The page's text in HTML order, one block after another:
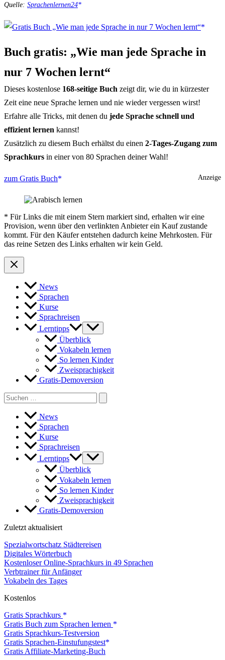
Quelle: Sprachenlernen24
Buch gratis: „Wie man jede Sprache in
nur 7 Wochen lernt“
Dieses kostenlose 168-seitige Buch zeigt dir, wie du in kürzester
Zeit eine neue Sprache lernen und nie wieder vergessen wirst!
Erfahre alle Tricks, mit denen du jede Sprache schnell und
effizient lernen kannst!
Zusätzlich zu diesem Buch erhältst du einen 2-Tages-Zugang zum
Sprachkurs in einer von 80 Sprachen deiner Wahl!
Anzeige
zum Gratis Buch
* Für Links die mit einem Stern markiert sind, erhalten wir eine
Provision, wenn über den verlinkten Anbieter ein Kauf zustande
kommt. Für den Käufer entstehen dadurch keine Mehrkosten. Für
das reine Setzen des Links erhalten wir kein Geld.
News
Sprachen
Kurse
Sprachreisen
Lerntipps
Überblick
Vokabeln lernen
So lernen Kinder
Zweisprachigkeit
Gratis-Demoversion
Search
for:
News
Sprachen
Kurse
Sprachreisen
Lerntipps
Überblick
Vokabeln lernen
So lernen Kinder
Zweisprachigkeit
Gratis-Demoversion
Zuletzt aktualisiert
Spezialwortschatz Städtereisen
Digitales Wörterbuch
Kostenloser Online-Sprachkurs in 49 Sprachen
Verbtrainer für Anfänger
Vokabeln des Tages
Kostenlos
Gratis Sprachkurs
Gratis Buch zum Sprachen lernen
Gratis Sprachkurs-Testversion
Gratis Sprachen-Einstufungstest
Gratis Affiliate-Marketing-Buch